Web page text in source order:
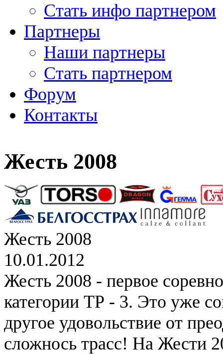
Стать инфо партнером
Партнеры
Наши партнеры
Стать партнером
Форум
Контакты
Жесть 2008
Жесть 2008
10.01.2012
Жесть 2008 - первое
категории ТР - 3. Это уже
другое удовольствие от
сложнось трасс! На Жести